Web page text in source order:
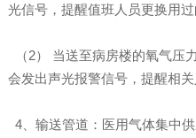
光信号，提醒值班人员更换用过
（2） 当送至病房楼的氧气压
会发出声光报警信号，提醒相关
4、输送管道：医用气体集中